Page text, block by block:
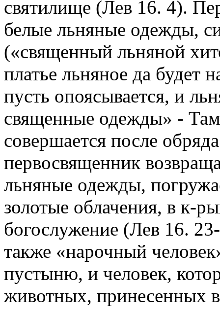
святилище (Лев 16. 4).
белые льняные одежды,
(«священный льняной
платье льняное да будет
пусть опоясывается, и
священные одежды» -
совершается после
первосвященник
льняные одежды,
золотые облачения, в к-
богослужение (Лев 16.
также «нарочный
пустыню, и человек,
животных, принесенных в